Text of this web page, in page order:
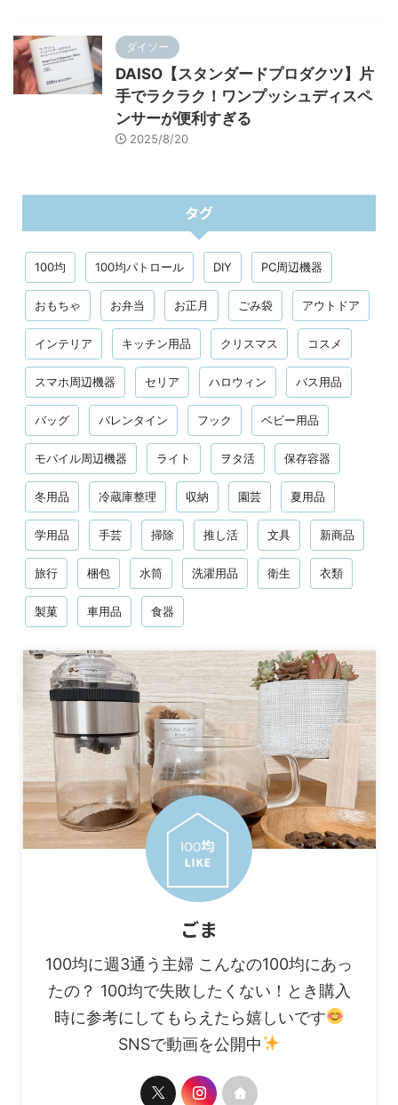
ダイソー
DAISO【スタンダードプロダクツ】片
手でラクラク！ワンプッシュディスペ
ンサーが便利すぎる
2025/8/20
タグ
100均 100均パトロール DIY PC周辺機器
おもちゃ お弁当 お正月 ごみ袋 アウトドア
インテリア キッチン用品 クリスマス コスメ
スマホ周辺機器 セリア ハロウィン バス用品
バッグ バレンタイン フック ベビー用品
モバイル周辺機器 ライト ヲタ活 保存容器
冬用品 冷蔵庫整理 収納 園芸 夏用品
学用品 手芸 掃除 推し活 文具 新商品
旅行 梱包 水筒 洗濯用品 衛生 衣類
製菓 車用品 食器
ごま
100均に週3通う主婦 こんなの100均にあっ
たの？ 100均で失敗したくない！とき購入
時に参考にしてもらえたら嬉しいです
SNSで動画を公開中